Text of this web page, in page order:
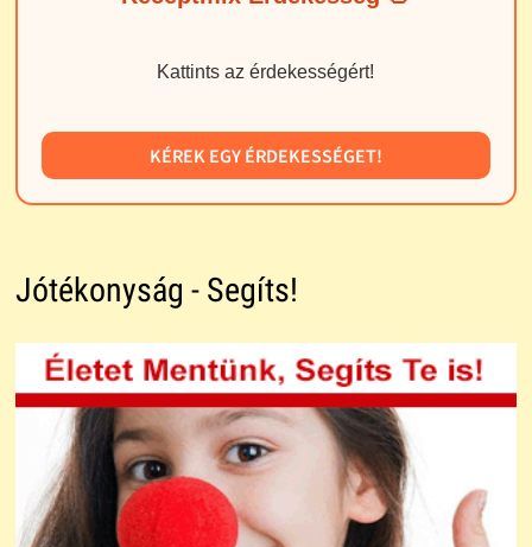
Kattints az érdekességért!
KÉREK EGY ÉRDEKESSÉGET!
Jótékonyság - Segíts!